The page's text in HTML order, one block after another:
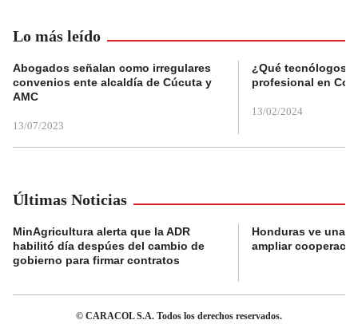
Lo más leído
Abogados señalan como irregulares
convenios ente alcaldía de Cúcuta y
AMC
13/07/2023
¿Qué tecnólogos
profesional en
13/02/2024
Últimas Noticias
MinAgricultura alerta que la ADR
habilitó día despúes del cambio de
gobierno para firmar contratos
Honduras ve una
ampliar
© CARACOL S.A. Todos los derechos reservados.